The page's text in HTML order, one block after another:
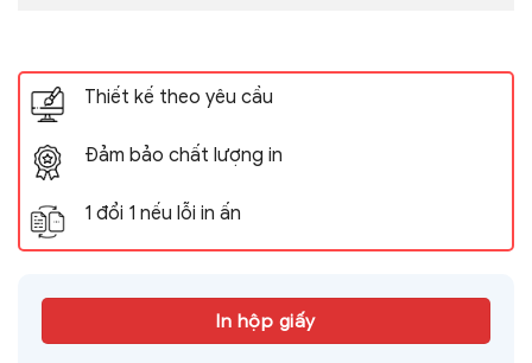
Thiết kế theo yêu cầu
Đảm bảo chất lượng in
1 đổi 1 nếu lỗi in ấn
In hộp giấy